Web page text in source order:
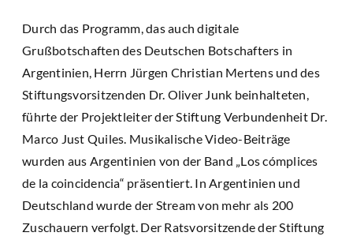
Durch das Programm, das auch digitale
Grußbotschaften des Deutschen Botschafters in
Argentinien, Herrn Jürgen Christian Mertens und des
Stiftungsvorsitzenden Dr. Oliver Junk beinhalteten,
führte der Projektleiter der Stiftung Verbundenheit Dr.
Marco Just Quiles. Musikalische Video-Beiträge
wurden aus Argentinien von der Band „Los cómplices
de la coincidencia“ präsentiert. In Argentinien und
Deutschland wurde der Stream von mehr als 200
Zuschauern verfolgt. Der Ratsvorsitzende der Stiftung